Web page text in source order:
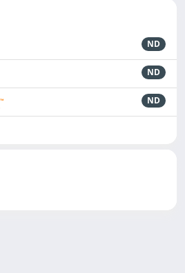
ND
ND
ND